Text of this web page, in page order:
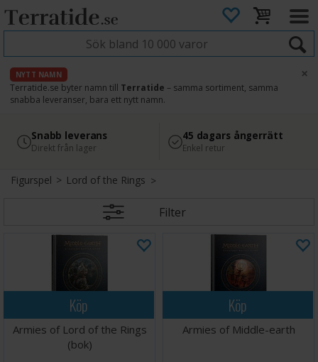
NYTT NAMN
Terratide.se byter namn till Terratide – samma sortiment, samma
snabba leveranser, bara ett nytt namn.
×
4.8
Läs omdömen på Google
Säker betalning
med Svea
Snabb leverans
Direkt från lager
45 dagars ångerrätt
Enkel retur
Figurspel> Lord of the Rings
Filter
Köp
Armies of Lord of the Rings
(bok)
Köp
Armies of Middle-earth